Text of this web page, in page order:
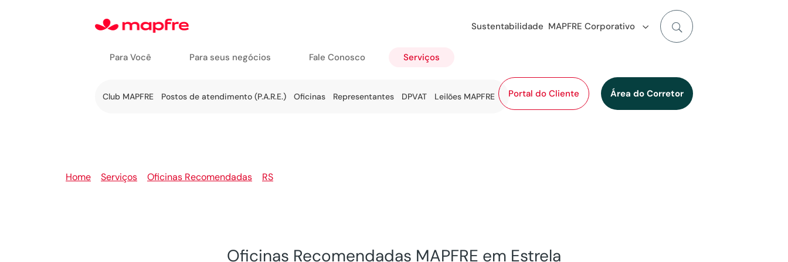
Sustentabilidade MAPFRE Corporativo
Portal do Cliente Área do Corretor
Para Você Para seus negócios Fale Conosco Serviços
Ir a
Club MAPFRE Postos de atendimento (P.A.R.E.) Oficinas Representantes DPVAT Leilões MAPFRE
Home Serviços Oficinas Recomendadas RS
Oficinas Recomendadas MAPFRE em Estrela